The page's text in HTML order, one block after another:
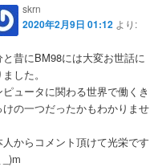
skrn
2020年2月9日 01:12 より:
と昔にBM98には大変お世話に
した。
ピュータに関わる世界で働くき
けの一つだったかもわかりませ
人からコメント頂けて光栄です
_)m